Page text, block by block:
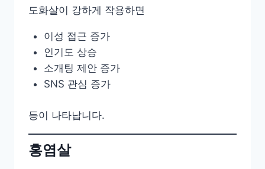
도화살이 강하게 작용하면
이성 접근 증가
인기도 상승
소개팅 제안 증가
SNS 관심 증가
등이 나타납니다.
홍염살